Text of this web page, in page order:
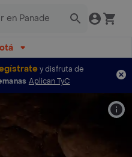
y disfruta de
Aplican TyC